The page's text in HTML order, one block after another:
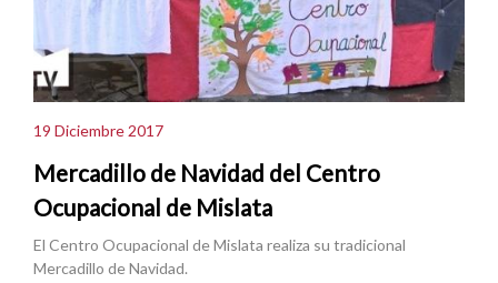
19 Diciembre 2017
Mercadillo de Navidad del Centro
Ocupacional de Mislata
El Centro Ocupacional de Mislata realiza su tradicional
Mercadillo de Navidad.